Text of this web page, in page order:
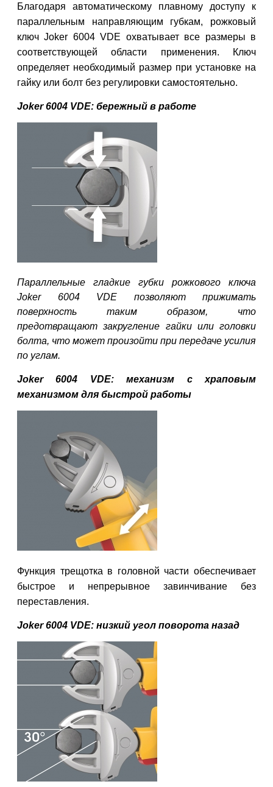
Благодаря автоматическому плавному доступу к
параллельным направляющим губкам, рожковый
ключ Joker 6004 VDE охватывает все размеры в
соответствующей области применения. Ключ
определяет необходимый размер при установке на
гайку или болт без регулировки самостоятельно.
Joker 6004 VDE: бережный в работе
Параллельные гладкие губки рожкового ключа
Joker 6004 VDE позволяют прижимать
поверхность таким образом, что
предотвращают закругление гайки или головки
болта, что может произойти при передаче усилия
по углам.
Joker 6004 VDE: механизм с храповым
механизмом для быстрой работы
Функция трещотка в головной части обеспечивает
быстрое и непрерывное завинчивание без
переставления.
Joker 6004 VDE: низкий угол поворота назад